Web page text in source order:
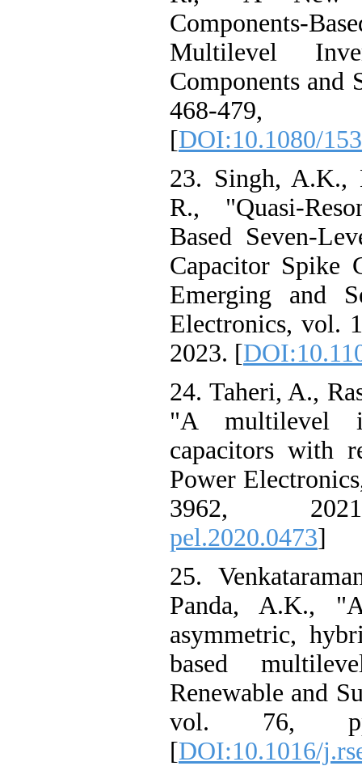
Components-
Multilevel
Components and
468-
[DOI:10.1080/
23. Singh, A.K.,
R., "Quasi-
Based Seven-
Capacitor Spike
Emerging and
Electronics, vol.
2023. [
24. Taheri, A.,
"A multilevel
capacitors with
Power
3962,
pel.2020.0473]
25.
Panda, A.K.,
asymmetric,
based
Renewable and
vol. 76,
[DOI:10.1016/